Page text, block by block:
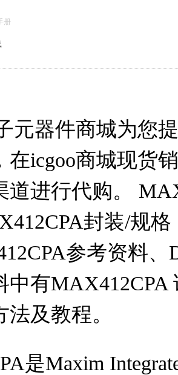
册
元器件商城为您
在icgoo商城现货
道进行代购。
封装/规
参考资料、
中有
及教程。
是Maxim